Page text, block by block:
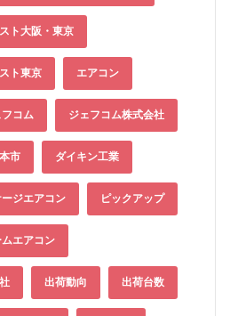
ト大阪・東京
ト東京 エアコン
フコム ジェフコム株式会社
市 ダイキン工業
ジエアコン ピックアップ
エアコン
出荷動向 出荷台数